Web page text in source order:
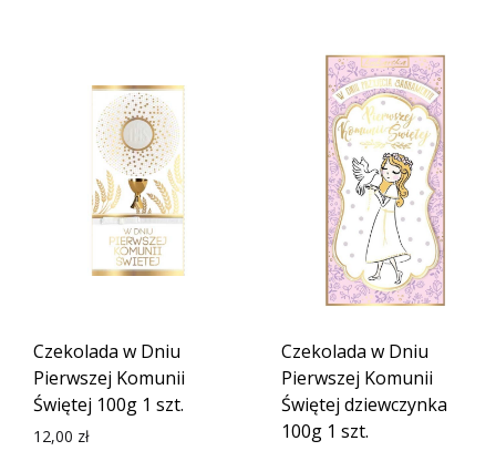
Czekolada w Dniu
Pierwszej Komunii
Świętej 100g 1 szt.
12,00 zł
Czekolada w Dniu
Pierwszej Komunii
Świętej dziewczynka
100g 1 szt.